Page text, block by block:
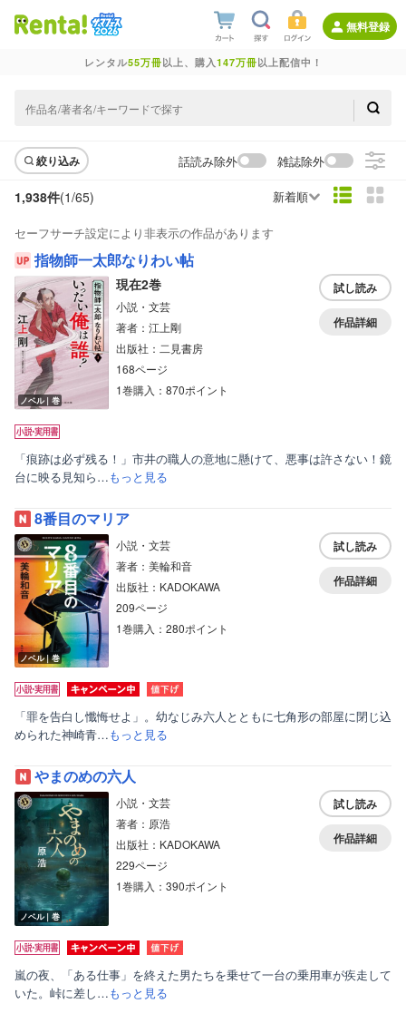
無料登録
レンタル55万冊以上、購入147万冊以上配信中！
絞り込み 話読み除外 雑誌除外
1,938件(1/65) 新着順
セーフサーチ設定により非表示の作品があります
指物師一太郎なりわい帖
ノベル｜巻
現在2巻
小説・文芸
著者：江上剛
出版社：二見書房
168ページ
1巻購入：870ポイント
試し読み
作品詳細
「痕跡は必ず残る！」市井の職人の意地に懸けて、悪事は許さない！鏡
台に映る見知ら…もっと見る
8番目のマリア
ノベル｜巻
小説・文芸
著者：美輪和音
出版社：KADOKAWA
209ページ
1巻購入：280ポイント
試し読み
作品詳細
「罪を告白し懺悔せよ」。幼なじみ六人とともに七角形の部屋に閉じ込
められた神崎青…もっと見る
やまのめの六人
ノベル｜巻
小説・文芸
著者：原浩
出版社：KADOKAWA
229ページ
1巻購入：390ポイント
試し読み
作品詳細
嵐の夜、「ある仕事」を終えた男たちを乗せて一台の乗用車が疾走して
いた。峠に差し…もっと見る